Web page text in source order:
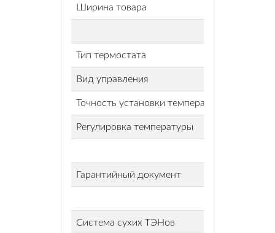
Ширина товара
Тип термостата
Вид управления
Точность установки температуры
Регулировка температуры
Гарантийный документ
Система сухих ТЭНов